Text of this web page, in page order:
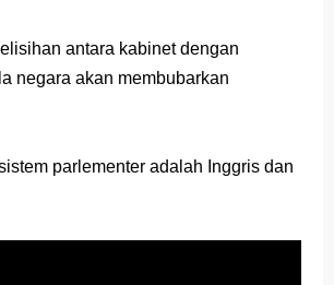
antara kabinet dengan
negara akan membubarkan
parlementer adalah Inggris dan